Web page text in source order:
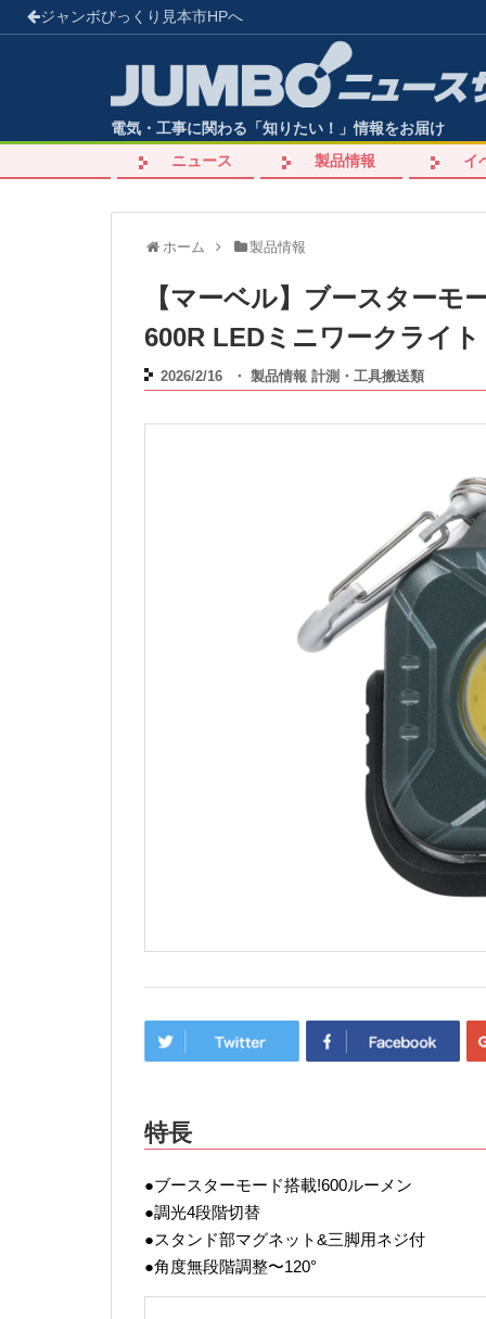
ジャンボびっくり見本市HPへ
電気・工事に関わる「知りたい！」情報をお届け
ニュース
製品情報 イ
ホーム 製品情報
【マーベル】ブースターモ
600R LEDミニワークライ
2026/2/16 ・ 製品情報 計測・工具搬送類
特長
●ブースターモード搭載!600ルーメン
●調光4段階切替
●スタンド部マグネット&三脚用ネジ付
●角度無段階調整〜120°